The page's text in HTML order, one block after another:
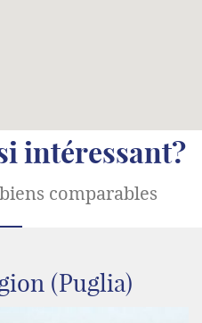
intéressant?
comparables
(Puglia)